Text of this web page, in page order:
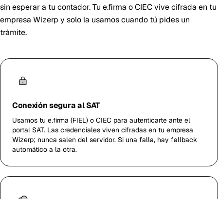
sin esperar a tu contador. Tu e.firma o CIEC vive cifrada en tu
empresa Wizerp y solo la usamos cuando tú pides un
trámite.
Conexión segura al SAT
Usamos tu e.firma (FIEL) o CIEC para autenticarte ante el
portal SAT. Las credenciales viven cifradas en tu empresa
Wizerp; nunca salen del servidor. Si una falla, hay fallback
automático a la otra.